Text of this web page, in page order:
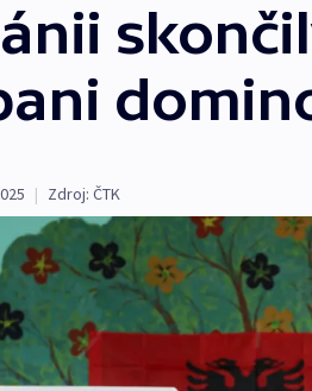
| Zdroj: ČTK